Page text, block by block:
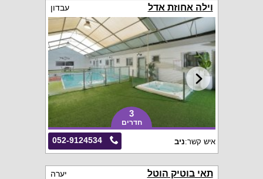
וילה אחוזת אדל עבדון
3
חדרים
052-9124534 איש קשר:ניב
תאי בוטיק הוטל יערה